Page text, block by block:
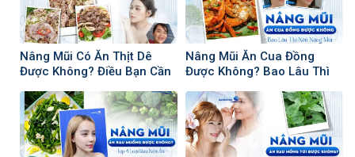
Nâng Mũi Có Ăn Thịt Dê
Được Không? Điều Bạn Cần
Nâng Mũi Ăn Cua Đồng
Được Không? Bao Lâu Thì